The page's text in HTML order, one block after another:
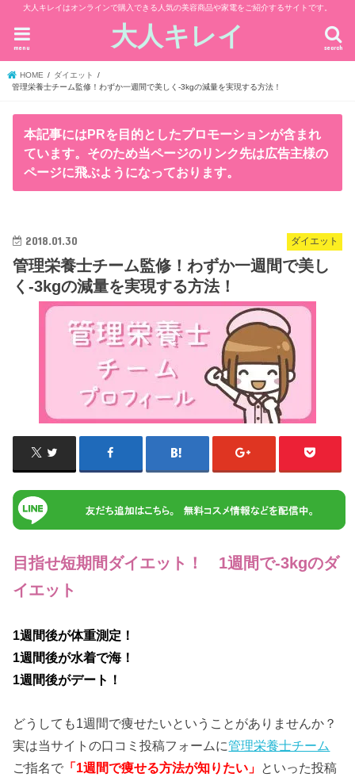
大人キレイはオンラインで購入できる人気の美容商品や家電をご紹介するサイトです。
大人キレイ search
menu
HOME
ダイエット
管理栄養士チーム監修！わずか一週間で美しく-3kgの減量を実現する方法！
本記事にはPRを目的としたプロモーションが含まれ
ています。そのため当ページのリンク先は広告主様の
ページに飛ぶようになっております。
ダイエット
2018.01.30
管理栄養士チーム監修！わずか一週間で美し
く-3kgの減量を実現する方法！
目指せ短期間ダイエット！ 1週間で-3kgのダ
イエット
1週間後が体重測定！
1週間後が水着で海！
1週間後がデート！
どうしても1週間で痩せたいということがありませんか？
実は当サイトの口コミ投稿フォームに管理栄養士チーム
ご指名で 「1週間で痩せる方法が知りたい」 といった投稿